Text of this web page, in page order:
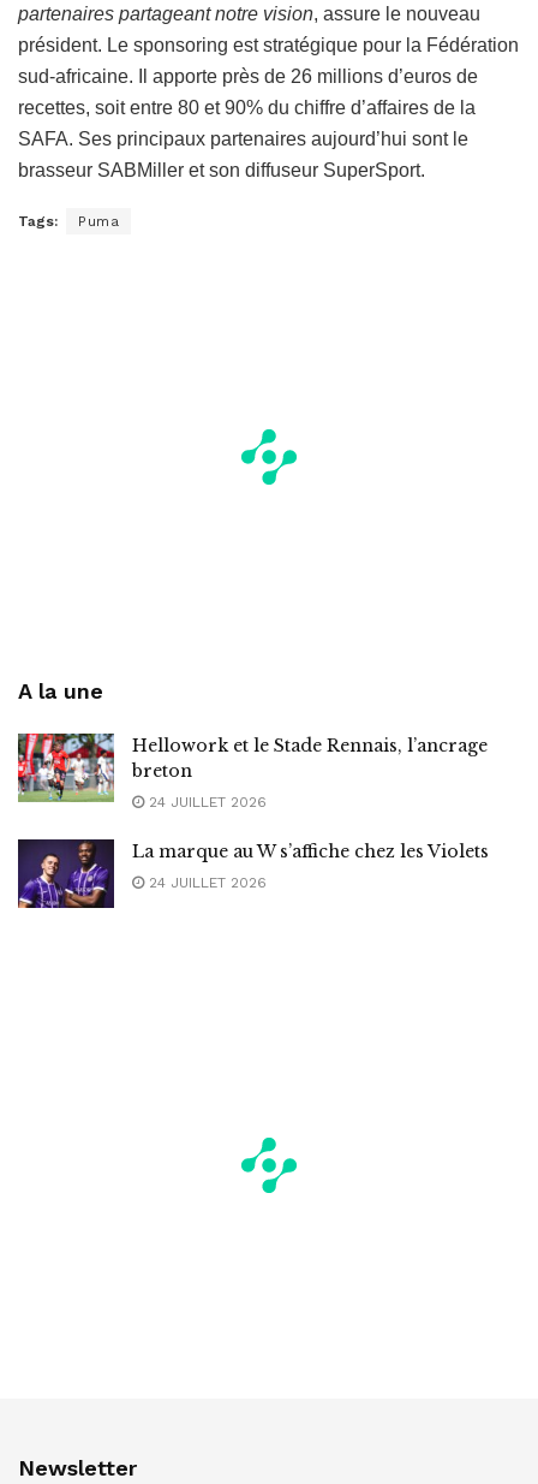
partenaires partageant notre vision, assure le nouveau
président. Le sponsoring est stratégique pour la Fédération
sud-africaine. Il apporte près de 26 millions d’euros de
recettes, soit entre 80 et 90% du chiffre d’affaires de la
SAFA. Ses principaux partenaires aujourd’hui sont le
brasseur SABMiller et son diffuseur SuperSport.
Tags: Puma
A la une
Hellowork et le Stade Rennais, l’ancrage
breton
24 JUILLET 2026
La marque au W s’affiche chez les Violets
24 JUILLET 2026
Newsletter